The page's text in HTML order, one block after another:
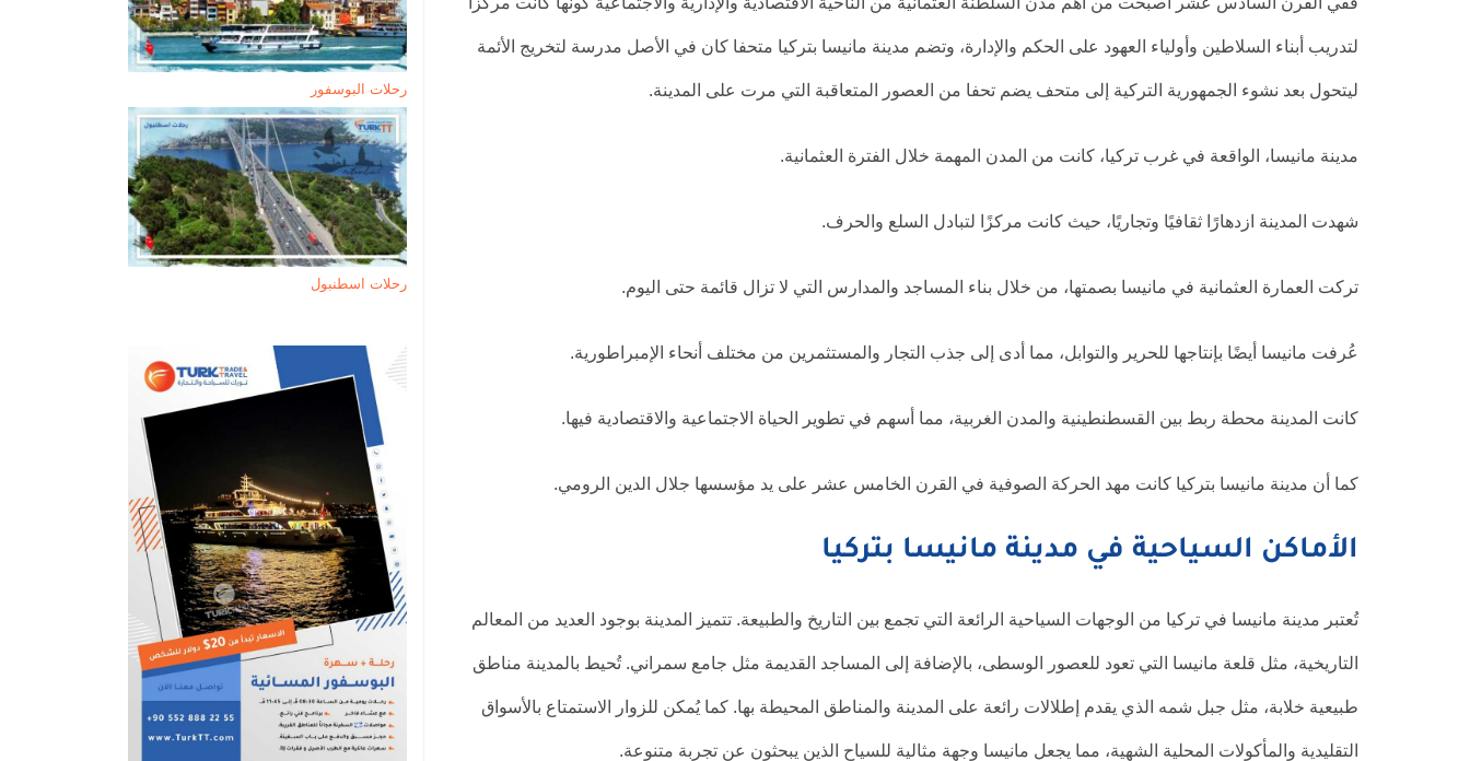
لتدريب أبناء السلاطين وأولياء العهود على الحكم والإدارة، وتضم مدينة مانيسا بتركيا متحفا كان في الأصل مدرسة لتخريج الأئمة
ليتحول بعد نشوء الجمهورية التركية إلى متحف يضم تحفا من العصور المتعاقبة التي مرت على المدينة.
مدينة مانيسا، الواقعة في غرب تركيا، كانت من المدن المهمة خلال الفترة العثمانية.
شهدت المدينة ازدهارًا ثقافيًا وتجاريًا، حيث كانت مركزًا لتبادل السلع والحرف.
تركت العمارة العثمانية في مانيسا بصمتها، من خلال بناء المساجد والمدارس التي لا تزال قائمة حتى اليوم.
عُرفت مانيسا أيضًا بإنتاجها للحرير والتوابل، مما أدى إلى جذب التجار والمستثمرين من مختلف أنحاء الإمبراطورية.
كانت المدينة محطة ربط بين القسطنطينية والمدن الغربية، مما أسهم في تطوير الحياة الاجتماعية والاقتصادية فيها.
كما أن مدينة مانيسا بتركيا كانت مهد الحركة الصوفية في القرن الخامس عشر على يد مؤسسها جلال الدين الرومي.
الأماكن السياحية في مدينة مانيسا بتركيا
تُعتبر مدينة مانيسا في تركيا من الوجهات السياحية الرائعة التي تجمع بين التاريخ والطبيعة. تتميز المدينة بوجود العديد من المعالم
التاريخية، مثل قلعة مانيسا التي تعود للعصور الوسطى، بالإضافة إلى المساجد القديمة مثل جامع سمراني. تُحيط بالمدينة مناطق
طبيعية خلابة، مثل جبل شمه الذي يقدم إطلالات رائعة على المدينة والمناطق المحيطة بها. كما يُمكن للزوار الاستمتاع بالأسواق
التقليدية والمأكولات المحلية الشهية، مما يجعل مانيسا وجهة مثالية للسياح الذين يبحثون عن تجربة متنوعة.
رحلات البوسفور
رحلات اسطنبول